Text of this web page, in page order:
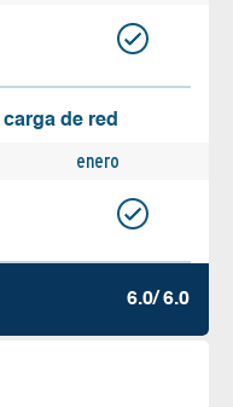
de red
enero
6.0/ 6.0